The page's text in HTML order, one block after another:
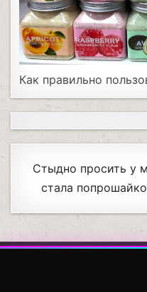
Как правильно
Стыдно просить у
стала